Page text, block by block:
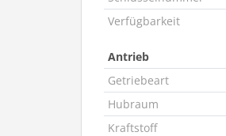
Verfügbarkeit
Antrieb
Getriebeart
Hubraum
Kraftstoff